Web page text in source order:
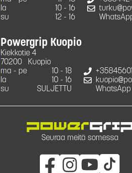
la
10 - 16
su
12 - 16
Powergrip Kuopio
Kiekkotie 4
70200
Kuopio
ma - pe
10 - 18
la
10 - 16
su
SULJETTU
Seuraa meitä somessa